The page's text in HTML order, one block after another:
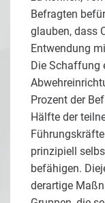
Befragten
glauben, dass
Entwendung
Die Schaffung
Prozent der
Hälfte der
prinzipiell
befähigen.
derartige